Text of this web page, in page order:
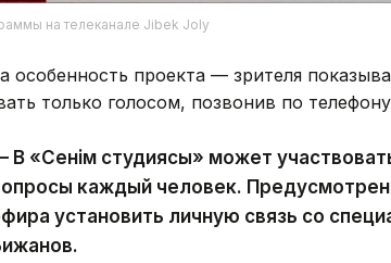
на телеканале Jibek Joly
особенность проекта — зрителя
только голосом, позвонив по
В «Сенім студиясы» может
каждый человек.
установить личную связь со